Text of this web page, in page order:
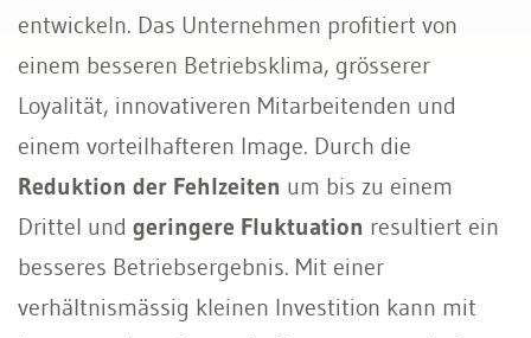
entwickeln. Das Unternehmen profitiert von
einem besseren Betriebsklima, grösserer
Loyalität, innovativeren Mitarbeitenden und
einem vorteilhafteren Image. Durch die
Reduktion der Fehlzeiten um bis zu einem
Drittel und geringere Fluktuation resultiert ein
besseres Betriebsergebnis. Mit einer
verhältnismässig kleinen Investition kann mit